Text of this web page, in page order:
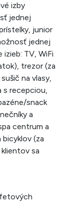
izby
jednej
junior
jednej
TV, WiFi
trezor (za
na vlasy,
s recepciou,
snack
a
centrum a
(za
sa